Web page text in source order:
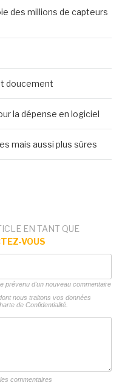
des millions de capteurs
doucement
la dépense en logiciel
mais aussi plus sûres
EN TANT QUE
VOUS
prévenu d'un nouveau commentaire
nous traitons vos données
de Confidentialité.
commentaires